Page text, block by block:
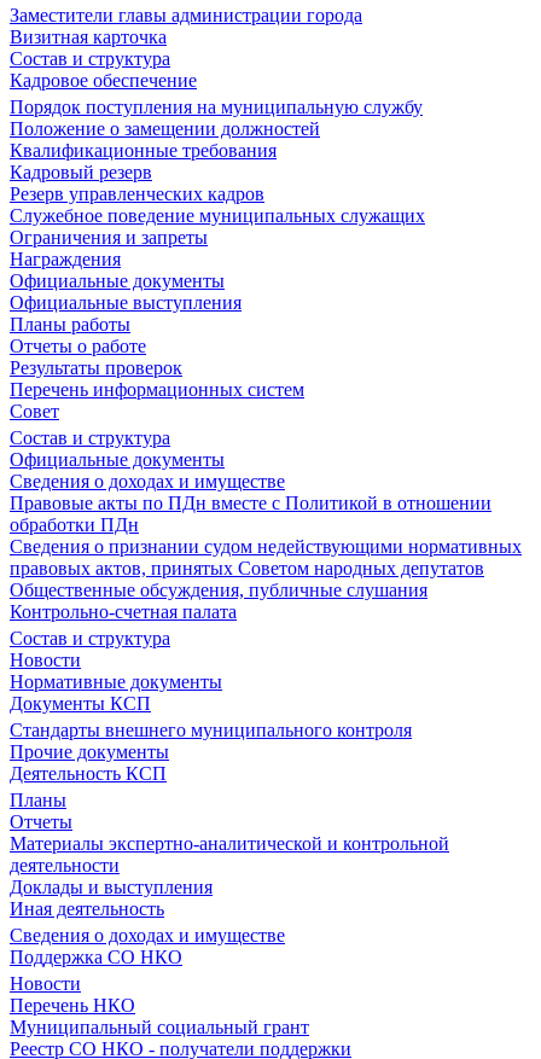
Заместители главы администрации города
Визитная карточка
Состав и структура
Кадровое обеспечение
Порядок поступления на муниципальную службу
Положение о замещении должностей
Квалификационные требования
Кадровый резерв
Резерв управленческих кадров
Служебное поведение муниципальных служащих
Ограничения и запреты
Награждения
Официальные документы
Официальные выступления
Планы работы
Отчеты о работе
Результаты проверок
Перечень информационных систем
Совет
Состав и структура
Официальные документы
Сведения о доходах и имуществе
Правовые акты по ПДн вместе с Политикой в отношении
обработки ПДн
Сведения о признании судом недействующими нормативных
правовых актов, принятых Советом народных депутатов
Общественные обсуждения, публичные слушания
Контрольно-счетная палата
Состав и структура
Новости
Нормативные документы
Документы КСП
Стандарты внешнего муниципального контроля
Прочие документы
Деятельность КСП
Планы
Отчеты
Материалы экспертно-аналитической и контрольной
деятельности
Доклады и выступления
Иная деятельность
Сведения о доходах и имуществе
Поддержка СО НКО
Новости
Перечень НКО
Муниципальный социальный грант
Реестр СО НКО - получатели поддержки